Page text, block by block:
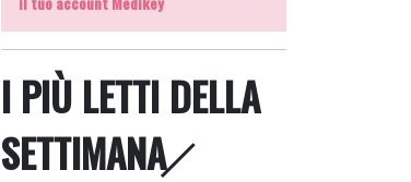
I PIÙ LETTI DELLA
SETTIMANA